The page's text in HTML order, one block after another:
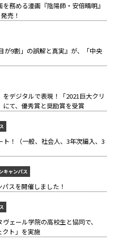
務める漫画『陰陽師・安倍晴明』
売！
が9割」の誤解と真実』が、「中央
をデジタルで表現！「2021巨大クリ
て、優秀賞と奨励賞を受賞
ト！（一般、社会人、3年次編入、3
キャンパス
スを開催しました！
ェール学院の高校生と協同で、
クト」を実施